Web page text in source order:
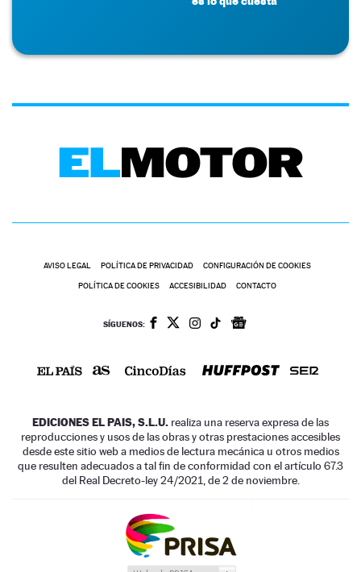
AVISO LEGAL POLÍTICA DE PRIVACIDAD CONFIGURACIÓN DE COOKIES
POLÍTICA DE COOKIES ACCESIBILIDAD CONTACTO
SÍGUENOS:
EDICIONES EL PAIS, S.L.U. realiza una reserva expresa de las
reproducciones y usos de las obras y otras prestaciones accesibles
desde este sitio web a medios de lectura mecánica u otros medios
que resulten adecuados a tal fin de conformidad con el artículo 67.3
del Real Decreto-ley 24/2021, de 2 de noviembre.